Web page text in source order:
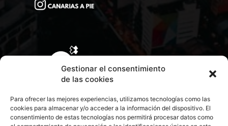
Gestionar el consentimiento
de las cookies
Para ofrecer las mejores experiencias, utilizamos tecnologías como las
cookies para almacenar y/o acceder a la información del dispositivo. El
consentimiento de estas tecnologías nos permitirá procesar datos como